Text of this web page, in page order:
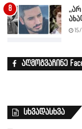
აღმოგვაჩინე
სხვადასხვა